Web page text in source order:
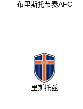
布里斯托节奏AFC
里斯托兹